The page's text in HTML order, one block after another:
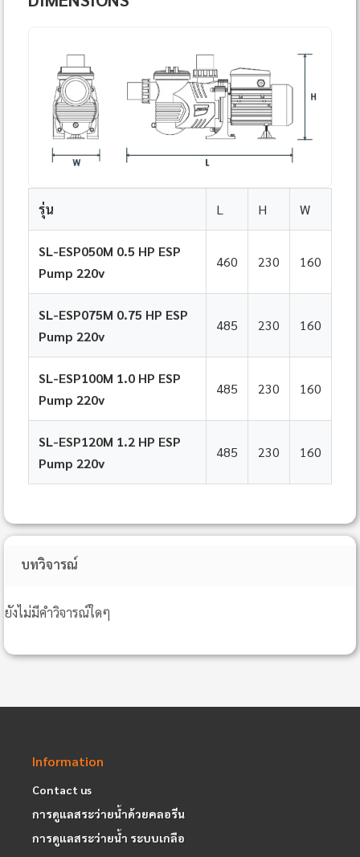
รุ่น L H W
SL-ESP050M 0.5 HP ESP
Pump 220v
460 230 160
SL-ESP075M 0.75 HP ESP
Pump 220v
485 230 160
SL-ESP100M 1.0 HP ESP
Pump 220v
485 230 160
SL-ESP120M 1.2 HP ESP
Pump 220v
485 230 160
บทวิจารณ์
ยังไม่มีคำวิจารณ์ใดๆ
Information
Contact us
การดูแลสระว่ายน้ำด้วยคลอรีน
การดูแลสระว่ายน้ำ ระบบเกลือ